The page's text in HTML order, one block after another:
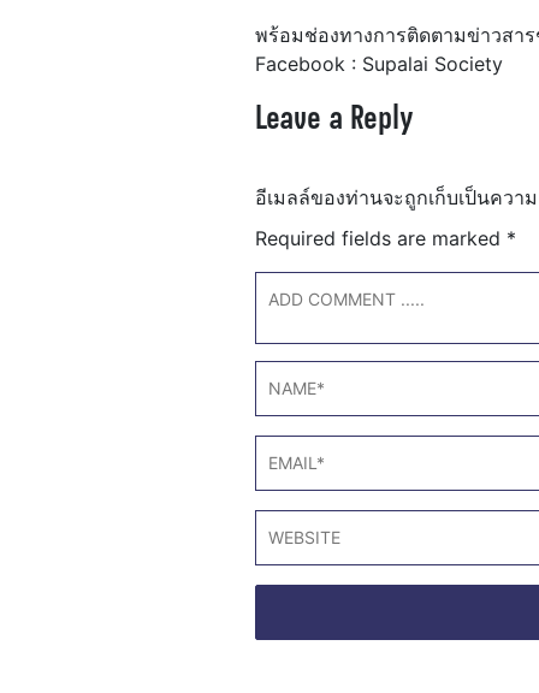
พร้อมช่องทางการติดตามข่าวสา
Facebook : Supalai Society
Leave a Reply
อีเมลล์ของท่านจะถูกเก็บเป็นควา
Required fields are marked *